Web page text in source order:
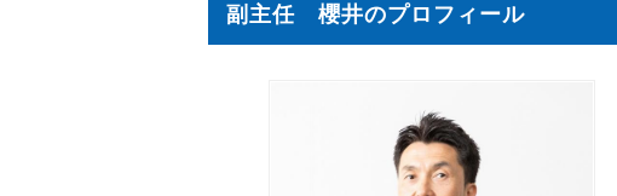
副主任 櫻井のプロフィール